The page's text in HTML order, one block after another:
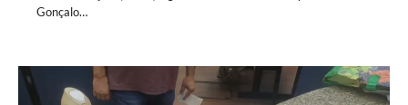
Gonçalo…